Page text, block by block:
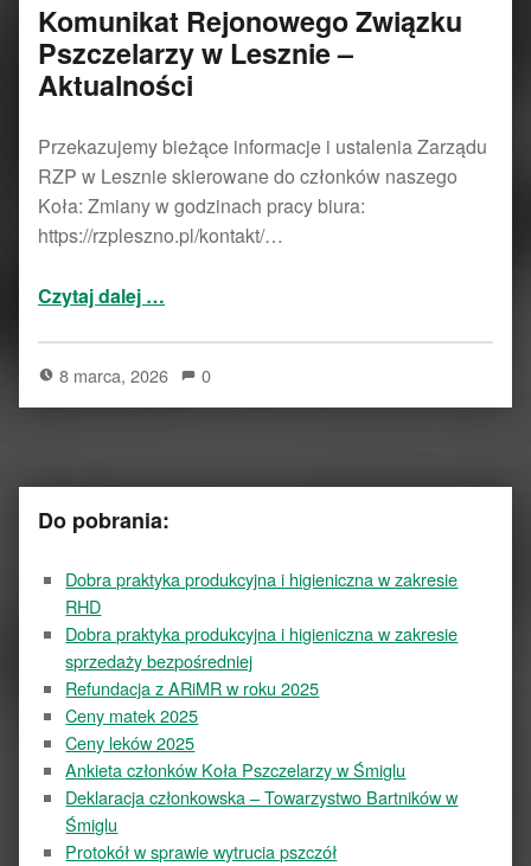
Komunikat Rejonowego Związku
Pszczelarzy w Lesznie –
Aktualności
Przekazujemy bieżące informacje i ustalenia Zarządu
RZP w Lesznie skierowane do członków naszego
Koła: Zmiany w godzinach pracy biura:
https://rzpleszno.pl/kontakt/…
Czytaj dalej …
8 marca, 2026 0
Do pobrania:
Dobra praktyka produkcyjna i higieniczna w zakresie
RHD
Dobra praktyka produkcyjna i higieniczna w zakresie
sprzedaży bezpośredniej
Refundacja z ARiMR w roku 2025
Ceny matek 2025
Ceny leków 2025
Ankieta członków Koła Pszczelarzy w Śmiglu
Deklaracja członkowska – Towarzystwo Bartników w
Śmiglu
Protokół w sprawie wytrucia pszczół